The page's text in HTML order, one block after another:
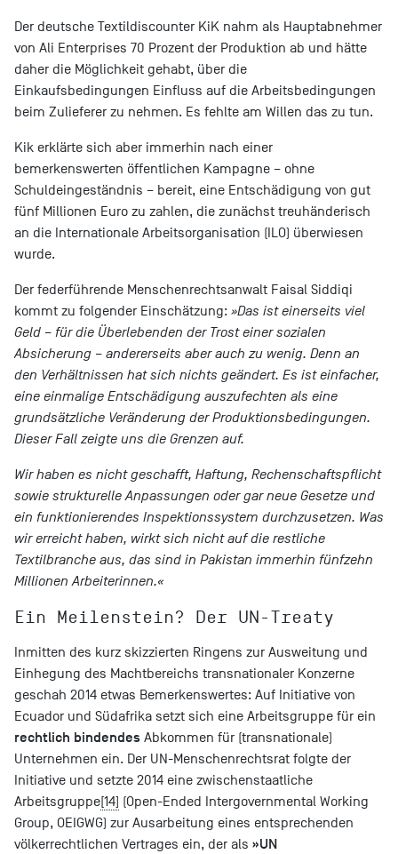
Der deutsche Textildiscounter KiK nahm als Hauptabnehmer
von Ali Enterprises 70 Prozent der Produktion ab und hätte
daher die Möglichkeit gehabt, über die
Einkaufsbedingungen Einfluss auf die Arbeitsbedingungen
beim Zulieferer zu nehmen. Es fehlte am Willen das zu tun.
Kik erklärte sich aber immerhin nach einer
bemerkenswerten öffentlichen Kampagne – ohne
Schuldeingeständnis – bereit, eine Entschädigung von gut
fünf Millionen Euro zu zahlen, die zunächst treuhänderisch
an die Internationale Arbeitsorganisation (ILO) überwiesen
wurde.
Der federführende Menschenrechtsanwalt Faisal Siddiqi
kommt zu folgender Einschätzung: »Das ist einerseits viel
Geld – für die Überlebenden der Trost einer sozialen
Absicherung – andererseits aber auch zu wenig. Denn an
den Verhältnissen hat sich nichts geändert. Es ist einfacher,
eine einmalige Entschädigung auszufechten als eine
grundsätzliche Veränderung der Produktionsbedingungen.
Dieser Fall zeigte uns die Grenzen auf.
Wir haben es nicht geschafft, Haftung, Rechenschaftspflicht
sowie strukturelle Anpassungen oder gar neue Gesetze und
ein funktionierendes Inspektionssystem durchzusetzen. Was
wir erreicht haben, wirkt sich nicht auf die restliche
Textilbranche aus, das sind in Pakistan immerhin fünfzehn
Millionen Arbeiterinnen.«
Ein Meilenstein? Der UN-Treaty
Inmitten des kurz skizzierten Ringens zur Ausweitung und
Einhegung des Machtbereichs transnationaler Konzerne
geschah 2014 etwas Bemerkenswertes: Auf Initiative von
Ecuador und Südafrika setzt sich eine Arbeitsgruppe für ein
rechtlich bindendes Abkommen für (transnationale)
Unternehmen ein. Der UN-Menschenrechtsrat folgte der
Initiative und setzte 2014 eine zwischenstaatliche
Arbeitsgruppe[14] (Open-Ended Intergovernmental Working
Group, OEIGWG) zur Ausarbeitung eines entsprechenden
völkerrechtlichen Vertrages ein, der als »UN